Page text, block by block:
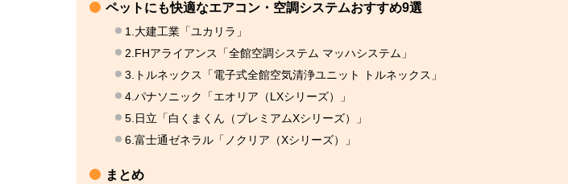
ペットにも快適なエアコン・空調システムおすすめ9選
1.大建工業「ユカリラ」
2.FHアライアンス「全館空調システム マッハシステム」
3.トルネックス「電子式全館空気清浄ユニット トルネックス」
4.パナソニック「エオリア（LXシリーズ）」
5.日立「白くまくん（プレミアムXシリーズ）」
6.富士通ゼネラル「ノクリア（Xシリーズ）」
まとめ